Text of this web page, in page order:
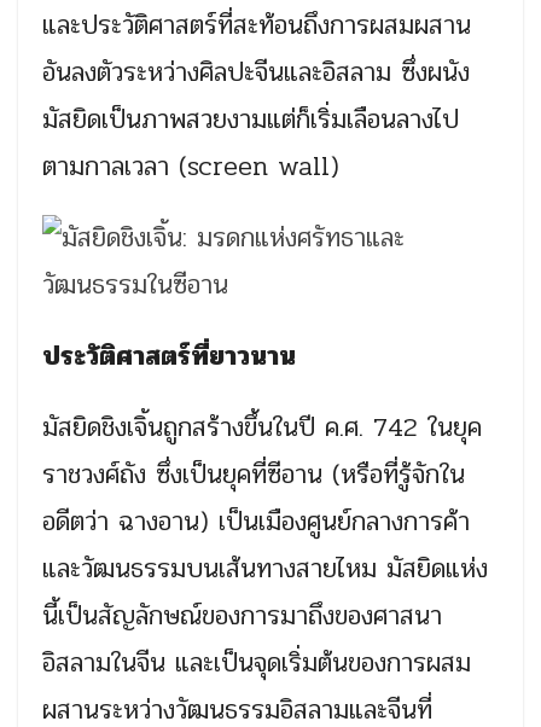
และประวัติศาสตร์ที่สะท้อนถึงการผสมผสาน
อันลงตัวระหว่างศิลปะจีนและอิสลาม ซึ่งผนัง
มัสยิดเป็นภาพสวยงามแต่ก็เริ่มเลือนลางไป
ตามกาลเวลา (screen wall)
ประวัติศาสตร์ที่ยาวนาน
มัสยิดชิงเจิ้นถูกสร้างขึ้นในปี ค.ศ. 742 ในยุค
ราชวงศ์ถัง ซึ่งเป็นยุคที่ซีอาน (หรือที่รู้จักใน
อดีตว่า ฉางอาน) เป็นเมืองศูนย์กลางการค้า
และวัฒนธรรมบนเส้นทางสายไหม มัสยิดแห่ง
นี้เป็นสัญลักษณ์ของการมาถึงของศาสนา
อิสลามในจีน และเป็นจุดเริ่มต้นของการผสม
ผสานระหว่างวัฒนธรรมอิสลามและจีนที่